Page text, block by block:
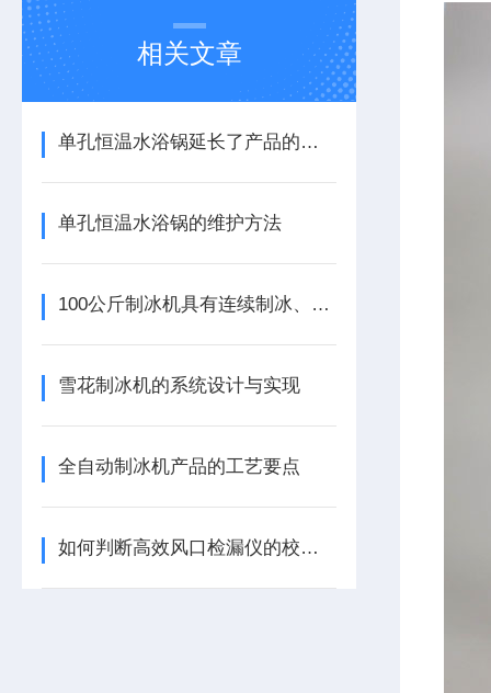
相关文章
单孔恒温水浴锅延长了产品的保质期
单孔恒温水浴锅的维护方法
100公斤制冰机具有连续制冰、制冰速度快等特点
雪花制冰机的系统设计与实现
全自动制冰机产品的工艺要点
如何判断高效风口检漏仪的校准状态